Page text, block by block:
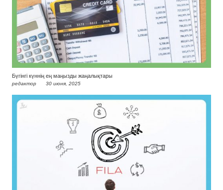
Бүгінгі күннің ең маңызды жаңалықтары
редактор 30 июня, 2025